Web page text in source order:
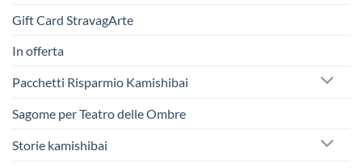
Gift Card StravagArte
In offerta
Pacchetti Risparmio Kamishibai
Sagome per Teatro delle Ombre
Storie kamishibai